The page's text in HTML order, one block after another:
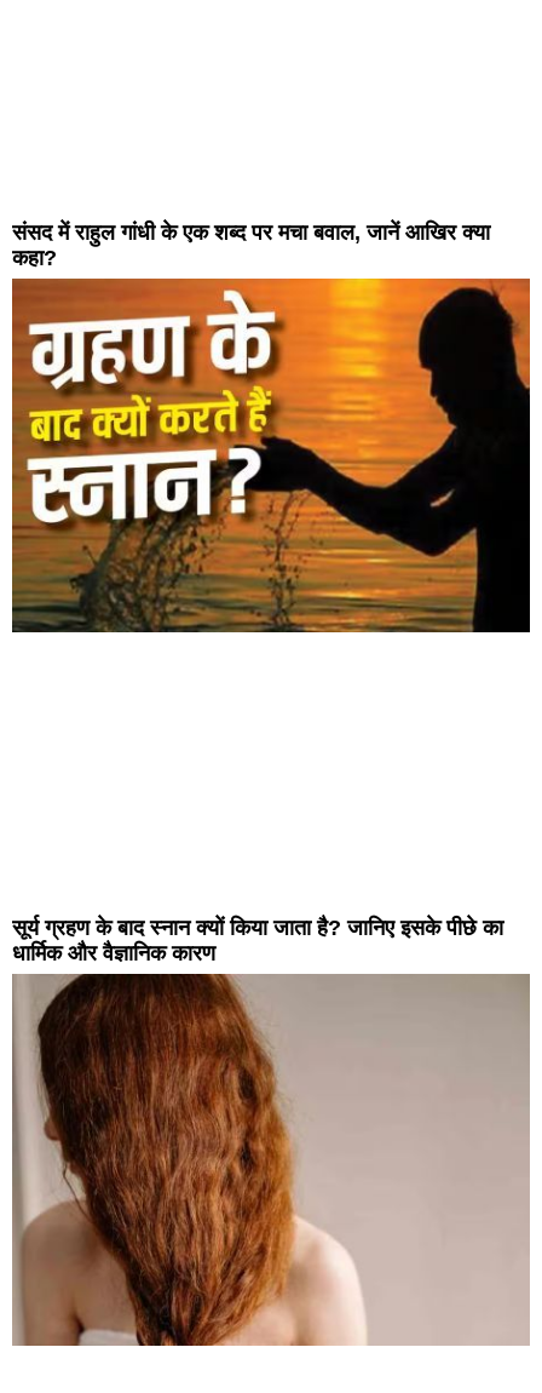
संसद में राहुल गांधी के एक शब्द पर मचा बवाल, जानें आखिर क्या
कहा?
सूर्य ग्रहण के बाद स्नान क्यों किया जाता है? जानिए इसके पीछे का
धार्मिक और वैज्ञानिक कारण